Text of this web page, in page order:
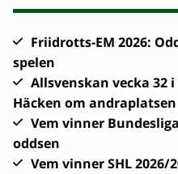
Friidrotts-EM 2026:
spelen
Allsvenskan vecka 32
Häcken om andraplatsen
Vem vinner
oddsen
Vem vinner SHL 2026/